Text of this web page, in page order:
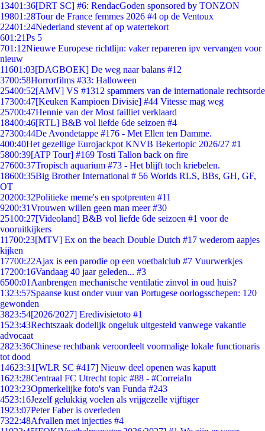
13401:36[DRT SC] #6: RendacGoden sponsored by TONZON
19801:28Tour de France femmes 2026 #4 op de Ventoux
22401:24Nederland stevent af op watertekort
601:21Ps 5
701:12Nieuwe Europese richtlijn: vaker repareren ipv vervangen voor
nieuw
11601:03[DAGBOEK] De weg naar balans #12
3700:58Horrorfilms #33: Halloween
25400:52[AMV] VS #1312 spammers van de internationale rechtsorde
17300:47[Keuken Kampioen Divisie] #44 Vitesse mag weg
25700:47Hennie van der Most failliet verklaard
18400:46[RTL] B&B vol liefde 6de seizoen #4
27300:44De Avondetappe #176 - Met Ellen ten Damme.
400:40Het gezellige Eurojackpot KNVB Bekertopic 2026/27 #1
5800:39[ATP Tour] #169 Tosti Tallon back on fire
27600:37Tropisch aquarium #73 - Het blijft toch kriebelen.
18600:35Big Brother International # 56 Worlds RLS, BBs, GH, GF,
OT
20200:32Politieke meme's en spotprenten #11
9200:31Vrouwen willen geen man meer #30
25100:27[Videoland] B&B vol liefde 6de seizoen #1 voor de
vooruitkijkers
11700:23[MTV] Ex on the beach Double Dutch #17 wederom aapjes
kijken
17700:22Ajax is een parodie op een voetbalclub #7 Vuurwerkjes
17200:16Vandaag 40 jaar geleden... #3
6500:01 Aanbrengen mechanische ventilatie zinvol in oud huis?
1323:57Spaanse kust onder vuur van Portugese oorlogsschepen: 120
gewonden
3823:54[2026/2027] Eredivisietoto #1
1523:43Rechtszaak dodelijk ongeluk uitgesteld vanwege vakantie
advocaat
2823:36Chinese rechtbank veroordeelt voormalige lokale functionaris
tot dood
14623:31 [WLR SC #417] Nieuw deel openen was kaputt
1623:28Centraal FC Utrecht topic #88 - #CorreiaIn
1023:23Opmerkelijke foto's van Funda #243
4523:16Jezelf gelukkig voelen als vrijgezelle vijftiger
1923:07Peter Faber is overleden
7322:48Afvallen met injecties #4